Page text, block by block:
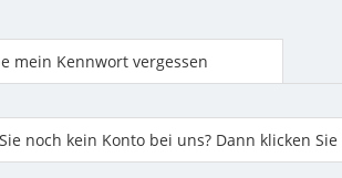
mein Kennwort vergessen
noch kein Konto bei uns? Dann klicken